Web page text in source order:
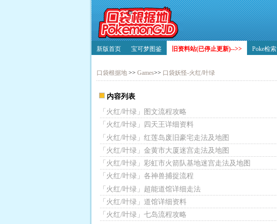
新版首页 宝可梦图鉴 旧资料站(已停止更新)-->> Poke检索
口袋根据地 >> Games>> 口袋妖怪-火红/叶绿
内容列表
「火红/叶绿」图文流程攻略
「火红/叶绿」四天王详细资料
「火红/叶绿」红莲岛废旧豪宅走法及地图
「火红/叶绿」金黄市大厦迷宫走法及地图
「火红/叶绿」彩虹市火箭队基地迷宫走法及地图
「火红/叶绿」各神兽捕捉流程
「火红/叶绿」超能道馆详细走法
「火红/叶绿」道馆详细资料
「火红/叶绿」七岛流程攻略